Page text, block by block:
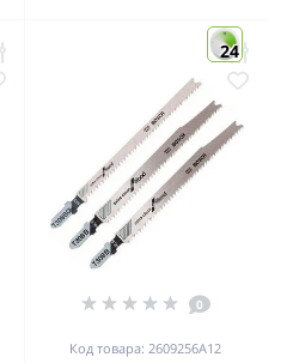
24
0
Код товара: 2609256A12